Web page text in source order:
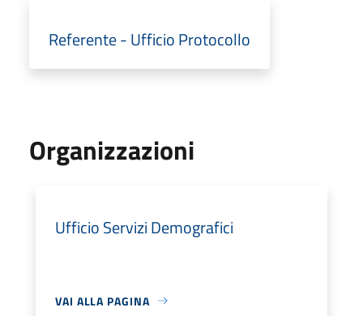
Referente - Ufficio Protocollo
Organizzazioni
Ufficio Servizi Demografici
VAI ALLA PAGINA